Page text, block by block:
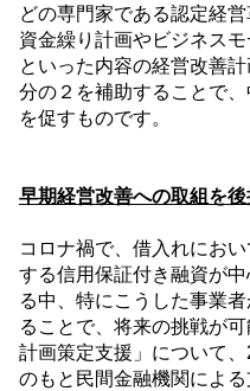
どの専門家である認定経
資金繰り計画やビジネス
といった内容の経営改善
分の ２ を補助することで
を促すものです。
早期経営改善への取組を
コロナ禍で、借入れにお
する信用保証付き融資が
る中、特にこうした事業
ることで、将来の挑戦が
計画策定支援」について、
のもと民間金融機関によ